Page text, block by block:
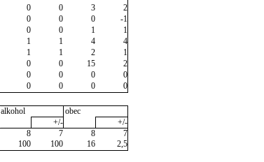
0 0 3
2
0 0 0
-1
0 0 1
1
1 1 4
4
1 1 2
1
0 0 15
2
0 0 0
0
0 0 0
0
alkohol
obec
+/-
+/-
8 7 8
7
100 100 16
2,5